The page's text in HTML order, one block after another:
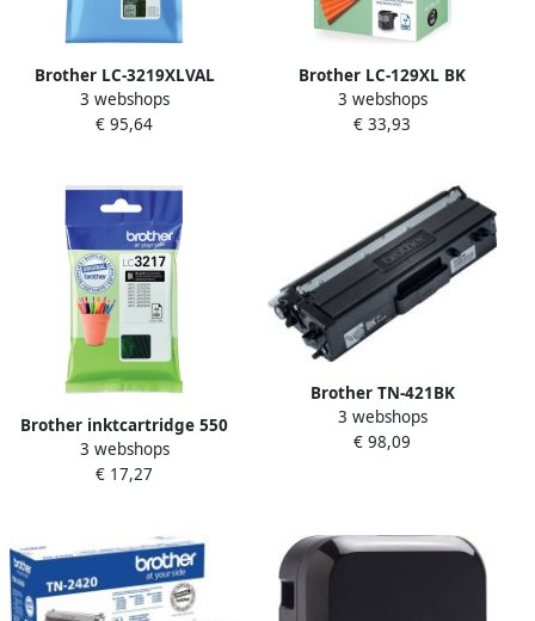
Brother LC-3219XLVAL
inktcartridge 4 stuk(s)
Origineel Normaal
3219XLVAL)
3 webshops
€ 95,64
Brother LC-129XL BK
inktcartridge zwart extra
high capacity 2.400 pagina
3 webshops
€ 33,93
Brother inktcartridge 550
pagina&apos;s OEM LC-
3217BK zwart
3 webshops
€ 17,27
Brother TN-421BK
tonercartridge 1 stuk(s)
Origineel Zwart (TN-421BK)
3 webshops
€ 98,09